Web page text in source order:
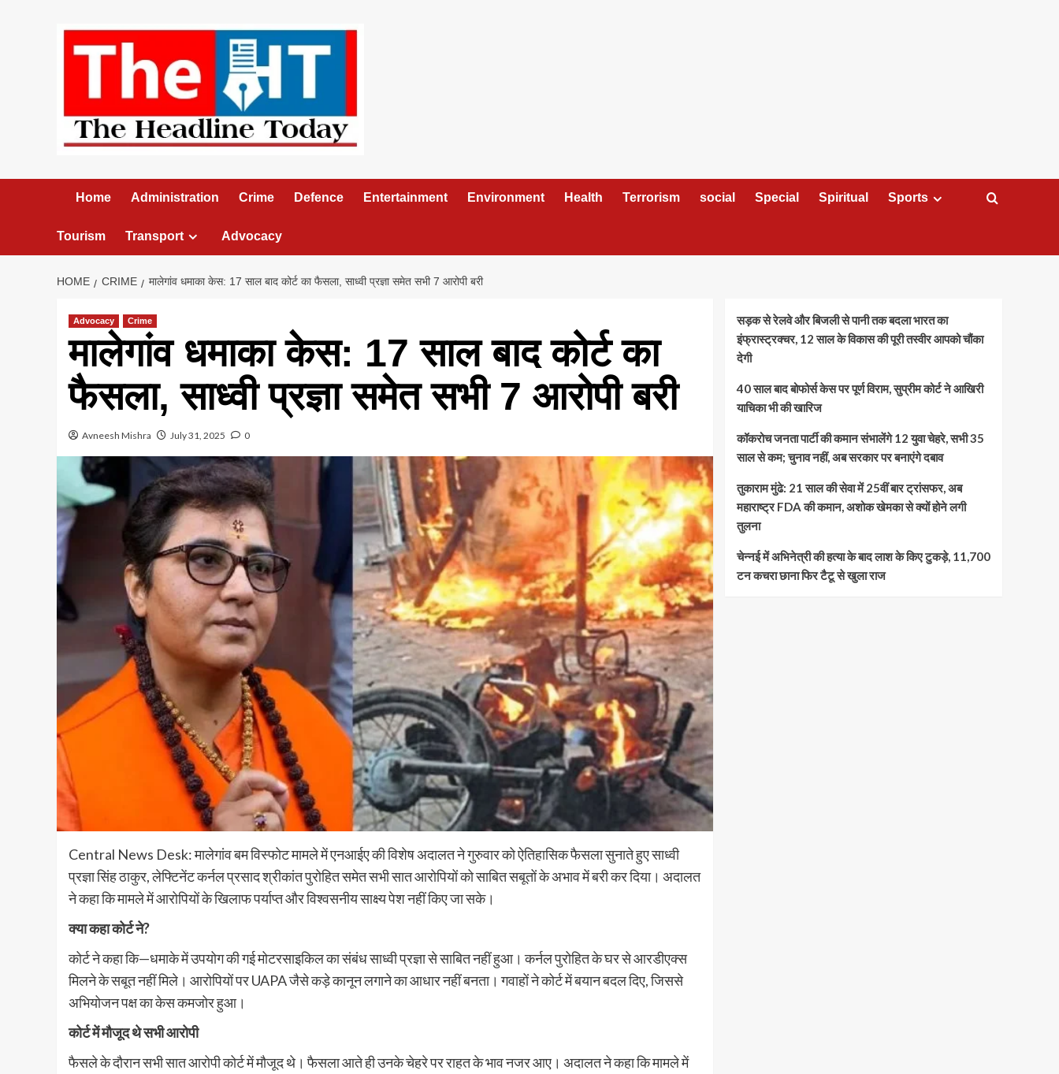
Home Administration Crime Defence Entertainment Environment Health Terrorism social Special Spiritual Sports
Tourism Transport Advocacy
HOME CRIME मालेगांव धमाका केस: 17 साल बाद कोर्ट का फैसला, साध्वी प्रज्ञा समेत सभी 7 आरोपी बरी
Advocacy Crime
मालेगांव धमाका केस: 17 साल बाद कोर्ट का
फैसला, साध्वी प्रज्ञा समेत सभी 7 आरोपी बरी
Avneesh Mishra July 31, 2025 0
Central News Desk: मालेगांव बम विस्फोट मामले में एनआईए की विशेष अदालत ने गुरुवार को ऐतिहासिक फैसला सुनाते हुए साध्वी
प्रज्ञा सिंह ठाकुर, लेफ्टिनेंट कर्नल प्रसाद श्रीकांत पुरोहित समेत सभी सात आरोपियों को साबित सबूतों के अभाव में बरी कर दिया। अदालत
ने कहा कि मामले में आरोपियों के खिलाफ पर्याप्त और विश्वसनीय साक्ष्य पेश नहीं किए जा सके।
क्या कहा कोर्ट ने?
कोर्ट ने कहा कि—धमाके में उपयोग की गई मोटरसाइकिल का संबंध साध्वी प्रज्ञा से साबित नहीं हुआ। कर्नल पुरोहित के घर से आरडीएक्स
मिलने के सबूत नहीं मिले। आरोपियों पर UAPA जैसे कड़े कानून लगाने का आधार नहीं बनता। गवाहों ने कोर्ट में बयान बदल दिए, जिससे
अभियोजन पक्ष का केस कमजोर हुआ।
कोर्ट में मौजूद थे सभी आरोपी
फैसले के दौरान सभी सात आरोपी कोर्ट में मौजूद थे। फैसला आते ही उनके चेहरे पर राहत के भाव नजर आए। अदालत ने कहा कि मामले में
सड़क से रेलवे और बिजली से पानी तक बदला भारत का
इंफ्रास्ट्रक्चर, 12 साल के विकास की पूरी तस्वीर आपको चौंका
देगी
40 साल बाद बोफोर्स केस पर पूर्ण विराम, सुप्रीम कोर्ट ने आखिरी
याचिका भी की खारिज
कॉकरोच जनता पार्टी की कमान संभालेंगे 12 युवा चेहरे, सभी 35
साल से कम; चुनाव नहीं, अब सरकार पर बनाएंगे दबाव
तुकाराम मुंढे: 21 साल की सेवा में 25वीं बार ट्रांसफर, अब
महाराष्ट्र FDA की कमान, अशोक खेमका से क्यों होने लगी
तुलना
चेन्नई में अभिनेत्री की हत्या के बाद लाश के किए टुकड़े, 11,700
टन कचरा छाना फिर टैटू से खुला राज